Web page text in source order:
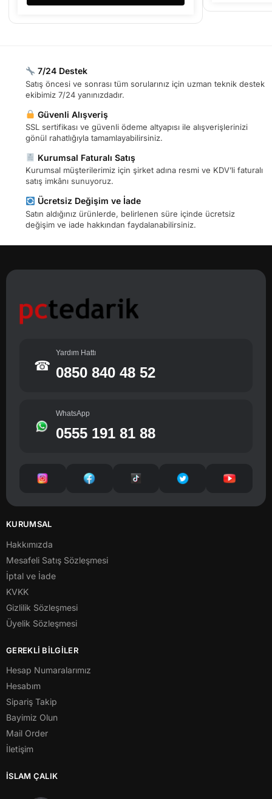
7/24 Destek
Satış öncesi ve sonrası tüm sorularınız için uzman teknik destek
ekibimiz 7/24 yanınızdadır.
Güvenli Alışveriş
SSL sertifikası ve güvenli ödeme altyapısı ile alışverişlerinizi
gönül rahatlığıyla tamamlayabilirsiniz.
Kurumsal Faturalı Satış
Kurumsal müşterilerimiz için şirket adına resmi ve KDV’li faturalı
satış imkânı sunuyoruz.
Ücretsiz Değişim ve İade
Satın aldığınız ürünlerde, belirlenen süre içinde ücretsiz
değişim ve iade hakkından faydalanabilirsiniz.
☎
Yardım Hattı
0850 840 48 52
WhatsApp
0555 191 81 88
KURUMSAL
Hakkımızda
Mesafeli Satış Sözleşmesi
İptal ve İade
KVKK
Gizlilik Sözleşmesi
Üyelik Sözleşmesi
GEREKLİ BİLGİLER
Hesap Numaralarımız
Hesabım
Sipariş Takip
Bayimiz Olun
Mail Order
İletişim
İSLAM ÇALIK